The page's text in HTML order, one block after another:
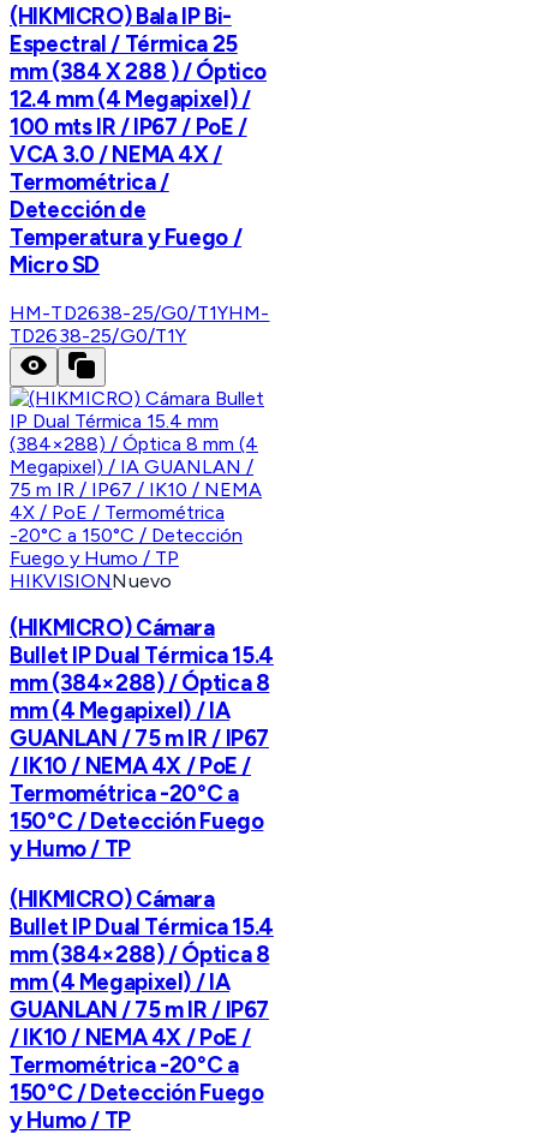
(HIKMICRO) Bala IP Bi-
Espectral / Térmica 25
mm (384 X 288 ) / Óptico
12.4 mm (4 Megapixel) /
100 mts IR / IP67 / PoE /
VCA 3.0 / NEMA 4X /
Termométrica /
Detección de
Temperatura y Fuego /
Micro SD
HM-TD2638-25/G0/T1YHM-
TD2638-25/G0/T1Y
HIKVISIONNuevo
(HIKMICRO) Cámara
Bullet IP Dual Térmica 15.4
mm (384×288) / Óptica 8
mm (4 Megapixel) / IA
GUANLAN / 75 m IR / IP67
/ IK10 / NEMA 4X / PoE /
Termométrica -20°C a
150°C / Detección Fuego
y Humo / TP
(HIKMICRO) Cámara
Bullet IP Dual Térmica 15.4
mm (384×288) / Óptica 8
mm (4 Megapixel) / IA
GUANLAN / 75 m IR / IP67
/ IK10 / NEMA 4X / PoE /
Termométrica -20°C a
150°C / Detección Fuego
y Humo / TP